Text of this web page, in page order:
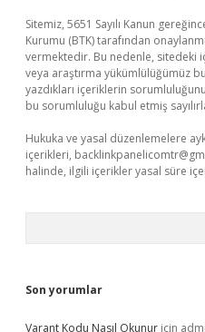
Sitemiz, 5651 Sayılı Kanun
Kurumu (BTK) tarafından
vermektedir. Bu nedenle, sitedeki
veya araştırma yükümlülüğümüz
yazdıkları içeriklerin
bu sorumluluğu kabul etmiş
Hukuka ve yasal düzenlemelere
içerikleri,
halinde, ilgili içerikler yasal süre
Son yorumlar
Varant Kodu Nasıl Okunur için